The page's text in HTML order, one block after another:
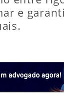
e